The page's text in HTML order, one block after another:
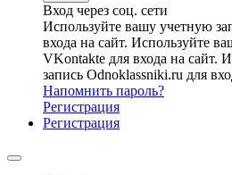
Вход через соц. сети
Используйте вашу учетную
входа на сайт. Используйте
VKontakte для входа на сайт.
запись Odnoklassniki.ru для
Напомнить пароль?
Регистрация
Регистрация